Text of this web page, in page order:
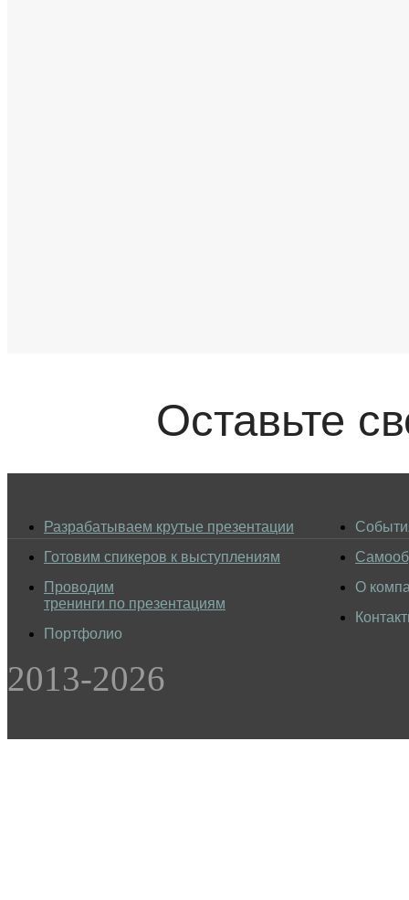
Оставьте
Разрабатываем крутые презентации
Готовим спикеров к выступлениям
Проводим
тренинги по презентациям
Портфолио
О
2013-2026